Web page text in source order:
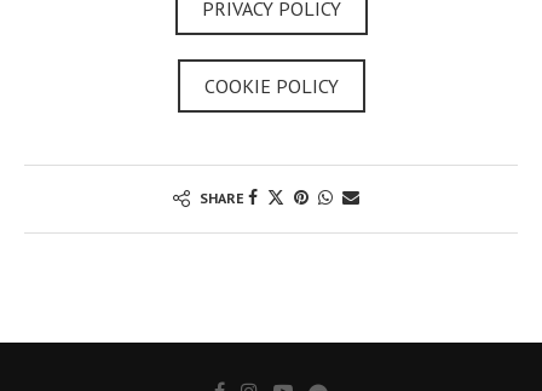
PRIVACY POLICY
COOKIE POLICY
SHARE